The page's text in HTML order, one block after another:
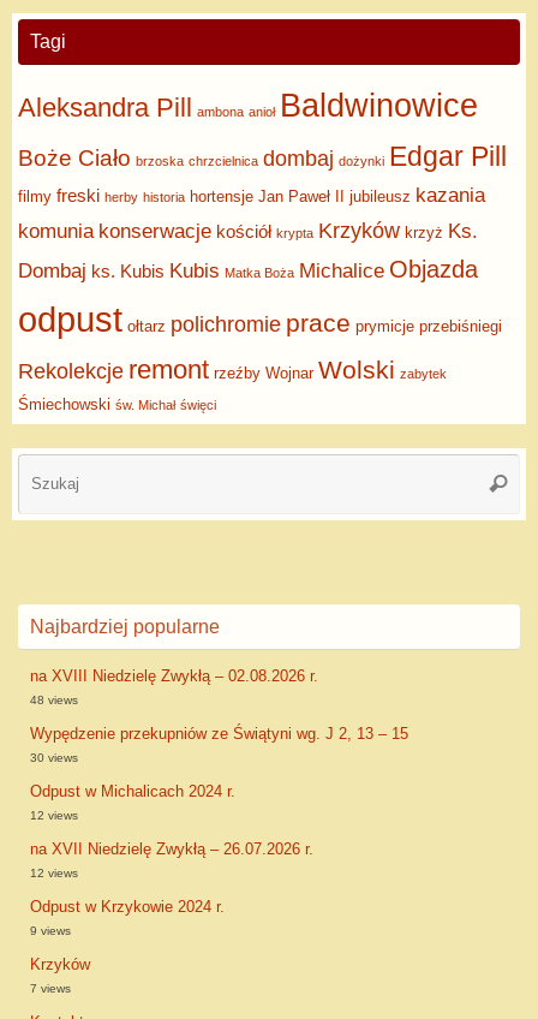
Tagi
Aleksandra Pill ambona anioł Baldwinowice
Boże Ciało brzoska chrzcielnica dombaj dożynki Edgar Pill
filmy freski herby historia hortensje Jan Paweł II jubileusz kazania
komunia konserwacje kościół krypta Krzyków krzyż Ks.
Dombaj ks. Kubis Kubis Matka Boża Michalice Objazda
odpust ołtarz polichromie prace prymicje przebiśniegi
Rekolekcje remont rzeźby Wojnar Wolski zabytek
Śmiechowski św. Michał święci
Najbardziej popularne
na XVIII Niedzielę Zwykłą – 02.08.2026 r.
48 views
Wypędzenie przekupniów ze Świątyni wg. J 2, 13 – 15
30 views
Odpust w Michalicach 2024 r.
12 views
na XVII Niedzielę Zwykłą – 26.07.2026 r.
12 views
Odpust w Krzykowie 2024 r.
9 views
Krzyków
7 views